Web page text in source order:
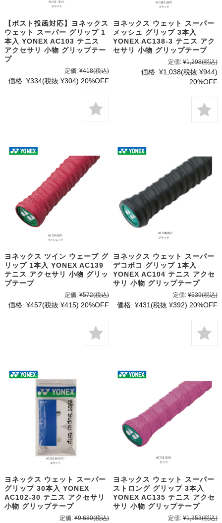
【ポスト投函対応】ヨネックス
ウェット スーパー グリップ 1
本入 YONEX AC103 テニス
アクセサリ 小物 グリップテー
プ
定価: ¥418(税込)
価格: ¥334(税抜 ¥304) 20%OFF
ヨネックス ウェット スーパー
メッシュ グリップ 3本入
YONEX AC138-3 テニス アク
セサリ 小物 グリップテープ
定価: ¥1,298(税込)
価格: ¥1,038(税抜 ¥944)
20%OFF
ヨネックス ツイン ウェーブ グ
リップ 1本入 YONEX AC139
テニス アクセサリ 小物 グリッ
プテープ
定価: ¥572(税込)
価格: ¥457(税抜 ¥415) 20%OFF
ヨネックス ウェット スーパー
デコボコ グリップ 1本入
YONEX AC104 テニス アクセ
サリ 小物 グリップテープ
定価: ¥539(税込)
価格: ¥431(税抜 ¥392) 20%OFF
ヨネックス ウェット スーパー
グリップ 30本入 YONEX
AC102-30 テニス アクセサリ
小物 グリップテープ
定価: ¥9,680(税込)
ヨネックス ウェット スーパー
ストロング グリップ 3本入
YONEX AC135 テニス アクセ
サリ 小物 グリップテープ
定価: ¥1,353(税込)